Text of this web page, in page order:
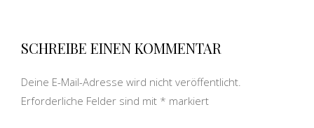
SCHREIBE EINEN KOMMENTAR
Deine E-Mail-Adresse wird nicht veröffentlicht.
Erforderliche Felder sind mit * markiert